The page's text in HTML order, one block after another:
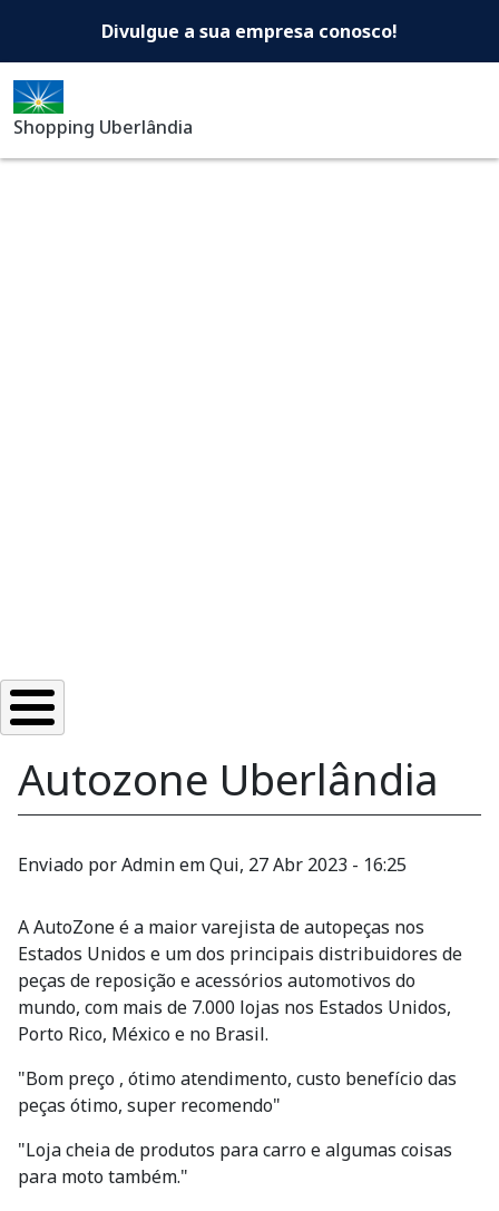
Shopping Uberlândia -
Divulgue a sua empresa conosco!
Shopping Uberlândia
Autozone Uberlândia
Enviado porAdminemQui, 27 Abr 2023 - 16:25
A AutoZone é a maior varejista de autopeças nos
Estados Unidos e um dos principais distribuidores de
peças de reposição e acessórios automotivos do
mundo, com mais de 7.000 lojas nos Estados Unidos,
Porto Rico, México e no Brasil.
"Bom preço , ótimo atendimento, custo benefício das
peças ótimo, super recomendo"
"Loja cheia de produtos para carro e algumas coisas
para moto também."